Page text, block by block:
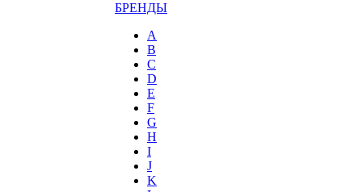
БРЕНДЫ
A
B
C
D
E
F
G
H
I
J
K